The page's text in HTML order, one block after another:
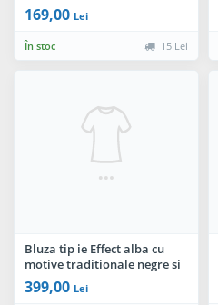
169,00 Lei
În stoc 15 Lei
Bluza tip ie Effect alba cu
motive traditionale negre si
albastre
399,00 Lei